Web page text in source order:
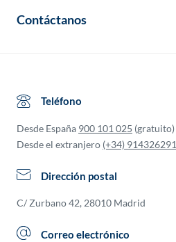
Contáctanos
Teléfono
Desde España 900 101 025 (gratuito)
Desde el extranjero (+34) 914326291
Dirección postal
C/ Zurbano 42, 28010 Madrid
Correo electrónico